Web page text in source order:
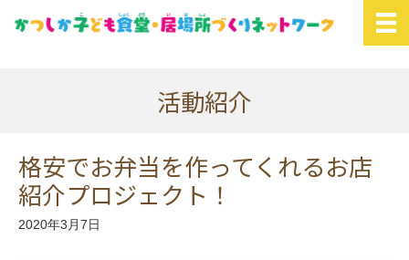
活動紹介
格安でお弁当を作ってくれるお店
紹介プロジェクト！
2020年3月7日